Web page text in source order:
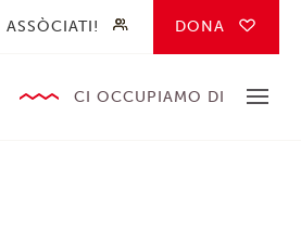
ASSÒCIATI! DONA
CI OCCUPIAMO DI